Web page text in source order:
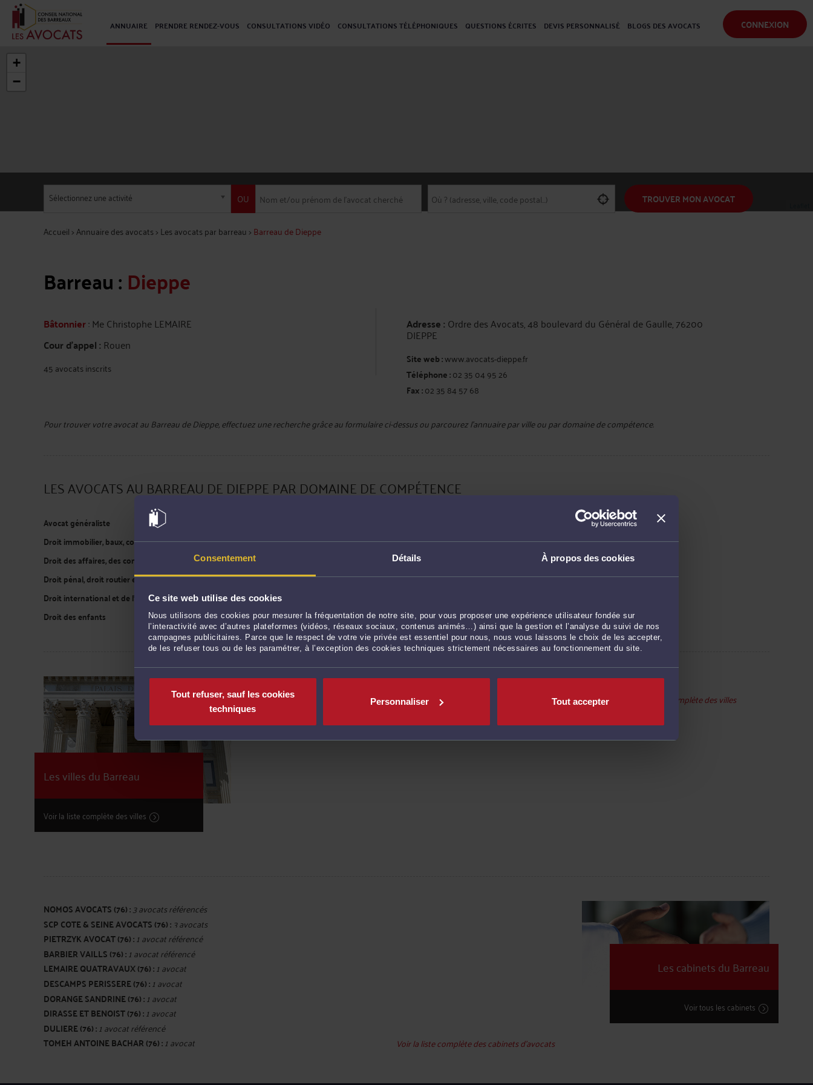
Consentement Détails À propos des cookies
Ce site web utilise des cookies
Nous utilisons des cookies pour mesurer la fréquentation de notre site, pour vous proposer une expérience utilisateur fondée sur
l’interactivité avec d’autres plateformes (vidéos, réseaux sociaux, contenus animés…) ainsi que la gestion et l’analyse du suivi de nos
campagnes publicitaires. Parce que le respect de votre vie privée est essentiel pour nous, nous vous laissons le choix de les accepter,
de les refuser tous ou de les paramétrer, à l’exception des cookies techniques strictement nécessaires au fonctionnement du site.
Tout refuser, sauf les cookies
techniques
Personnaliser Tout accepter
CONNEXION
ANNUAIRE PRENDRE RENDEZ-VOUS CONSULTATIONS VIDÉO CONSULTATIONS TÉLÉPHONIQUES QUESTIONS ÉCRITES DEVIS PERSONNALISÉ BLOGS DES AVOCATS
+
−
Sélectionnez une activité OU TROUVER MON AVOCAT
Accueil >Annuaire des avocats> Les avocats par barreau > Barreau de Dieppe
Barreau :Dieppe
Bâtonnier: Me Christophe LEMAIRE
Cour d'appel : Rouen
45 avocats inscrits
Adresse : Ordre des Avocats, 48 boulevard du Général de Gaulle, 76200
DIEPPE
Site web :www.avocats-dieppe.fr
Téléphone :02 35 04 95 26
Fax :02 35 84 57 68
Pourtrouver votre avocat au Barreau de Dieppe, effectuez une recherche grâce au formulaire ci-dessus ou parcourez l'annuaire par ville ou par domaine de compétence.
LES AVOCATS AU BARREAU DE DIEPPE PAR DOMAINE DE COMPÉTENCE
Avocat généraliste
Droit de la famille, des personnes, et de la consommation
Droit immobilier, baux, construction, voisinage
Droit du travail et droit de la sécurité sociale
Droit des affaires, des contrats, et des sociétés commerciales
Droit des assurances, du dommage corporel et de la santé
Droit pénal, droit routier et droit des étrangers
Droit public, urbanisme et droit de l'environnement
Droit international et de l'Union européenne
Droit des enfants
Les villes du Barreau
Voir la liste complète des villes
24 avocats référencés
Forges-les-Eaux (76) : 1 avocat référencé Voir la liste complète des villes
Les cabinets du Barreau
Voir tous les cabinets
NOMOS AVOCATS (76) :3 avocats référencés
SCP COTE & SEINE AVOCATS (76) : 3 avocats
référencés
PIETRZYK AVOCAT (76) :1 avocat référencé
BARBIER VAILLS (76) :1 avocat référencé
LEMAIRE QUATRAVAUX (76) :1 avocat
référencé
DESCAMPS PERISSERE (76) :1 avocat
référencé
DORANGE SANDRINE (76) :1 avocat
référencé
DIRASSE ET BENOIST (76) :1 avocat
référencé
DULIERE (76) :1 avocat référencé
TOMEH ANTOINE BACHAR (76) :1 avocat
Voir la liste complète des cabinets d’avocats